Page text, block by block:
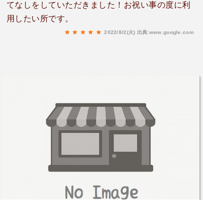
てなしをしていただきました！お祝い事の度に利
用したい所です。
2022/8/2(火) 出典:www.google.com